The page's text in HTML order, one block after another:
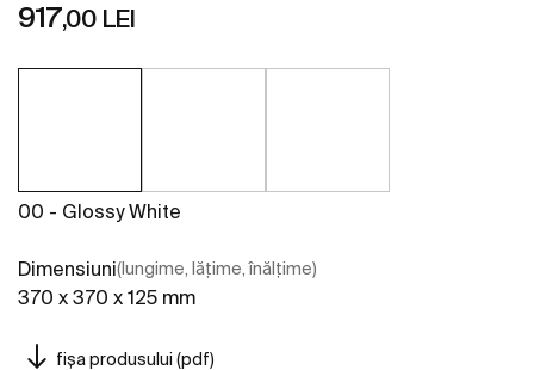
917,00 LEI
00 - Glossy White
Dimensiuni(lungime, lățime, înălțime)
370 x 370 x 125 mm
fișa produsului (pdf)